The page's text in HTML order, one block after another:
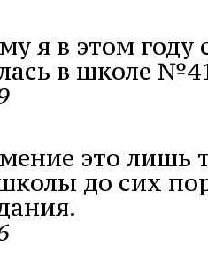
я в этом году
в школе
это лишь
до сих